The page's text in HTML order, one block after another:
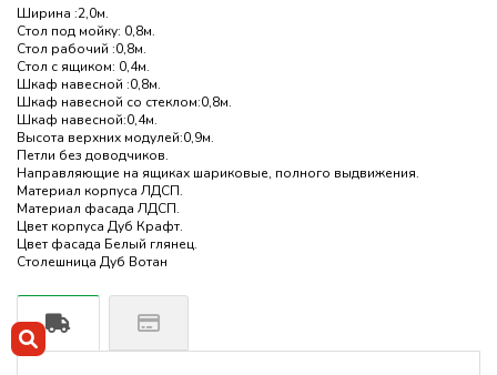
Ширина :2,0м.
Стол под мойку: 0,8м.
Стол рабочий :0,8м.
Стол с ящиком: 0,4м.
Шкаф навесной :0,8м.
Шкаф навесной со стеклом:0,8м.
Шкаф навесной:0,4м.
Высота верхних модулей:0,9м.
Петли без доводчиков.
Направляющие на ящиках шариковые, полного выдвижения.
Материал корпуса ЛДСП.
Материал фасада ЛДСП.
Цвет корпуса Дуб Крафт.
Цвет фасада Белый глянец.
Столешница Дуб Вотан